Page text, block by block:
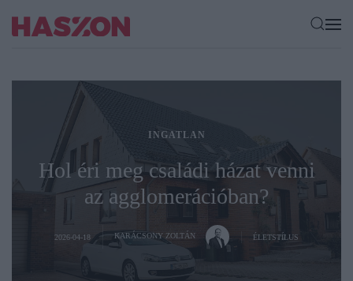
INGATLAN
Hol éri meg családi házat venni
az agglomerációban?
2026-04-18 KARÁCSONY ZOLTÁN ÉLETSTÍLUS